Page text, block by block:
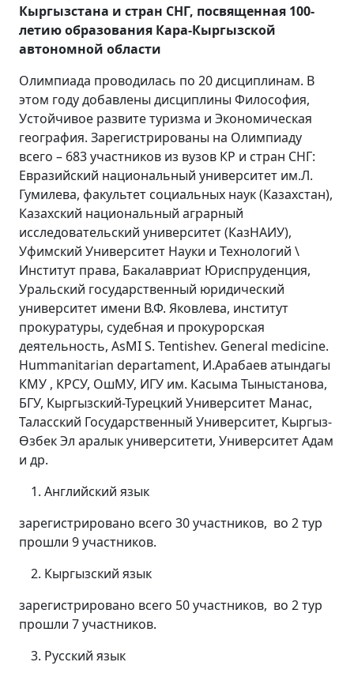
Кыргызстана и стран СНГ, посвященная 100-
летию образования Кара-Кыргызской
автономной области
Олимпиада проводилась по 20 дисциплинам. В
этом году добавлены дисциплины Философия,
Устойчивое развите туризма и Экономическая
география. Зарегистрированы на Олимпиаду
всего – 683 участников из вузов КР и стран СНГ:
Евразийский национальный университет им.Л.
Гумилева, факультет социальных наук (Казахстан),
Казахский национальный аграрный
исследовательский университет (КазНАИУ),
Уфимский Университет Науки и Технологий \
Институт права, Бакалавриат Юриспруденция,
Уральский государственный юридический
университет имени В.Ф. Яковлева, институт
прокуратуры, судебная и прокурорская
деятельность, AsMI S. Tentishev. General medicine.
Hummanitarian departament, И.Арабаев атындагы
КМУ , КРСУ, ОшМУ, ИГУ им. Касыма Тыныстанова,
БГУ, Кыргызский-Турецкий Университет Манас,
Таласский Государственный Университет, Кыргыз-
Өзбек Эл аралык университети, Университет Адам
и др.
Английский язык
зарегистрировано всего 30 участников, во 2 тур
прошли 9 участников.
Кыргызский язык
зарегистрировано всего 50 участников, во 2 тур
прошли 7 участников.
Русский язык